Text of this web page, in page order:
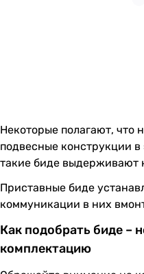
Некоторые полагают, что
подвесные конструкции
такие биде выдерживают
Приставные биде
коммуникации в них
Как подобрать биде –
комплектацию